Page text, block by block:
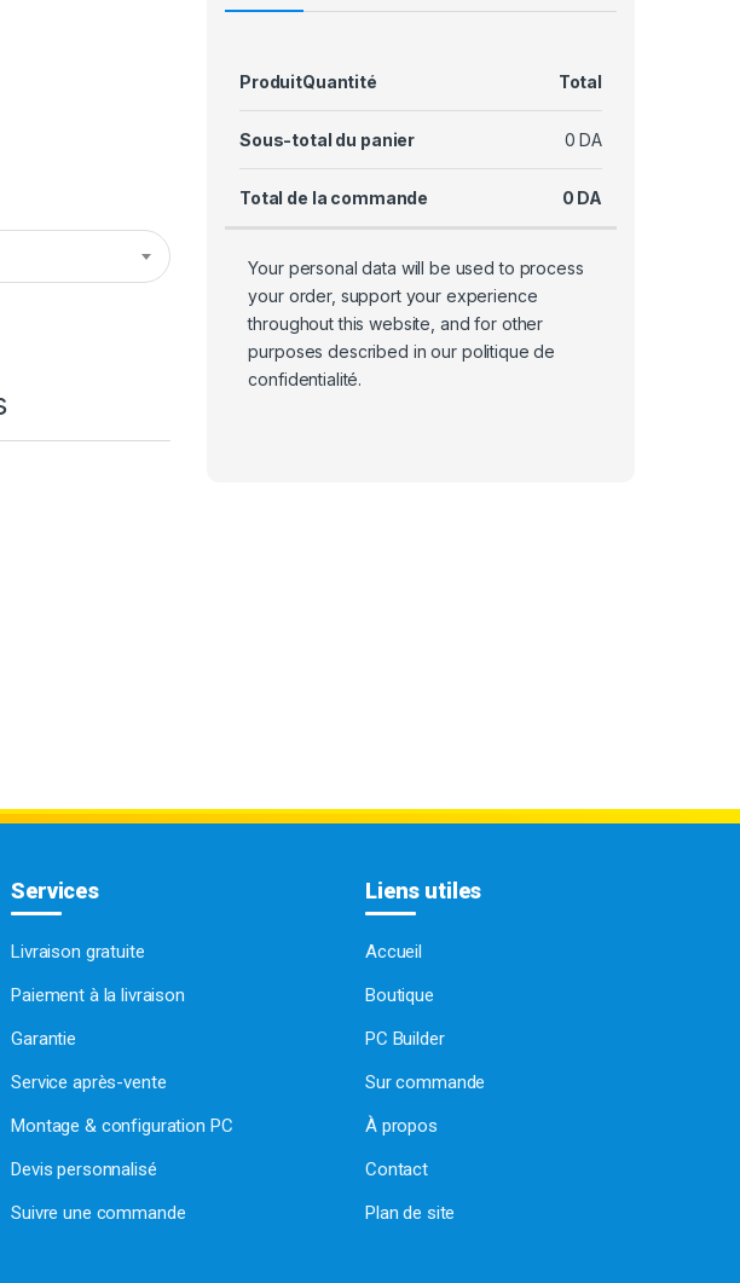
ProduitQuantité Total
Sous-total du panier 0 DA
Total de la commande 0 DA
Your personal data will be used to process
your order, support your experience
throughout this website, and for other
purposes described in our politique de
confidentialité.
Services
Livraison gratuite
Paiement à la livraison
Garantie
Service après-vente
Montage & configuration PC
Devis personnalisé
Suivre une commande
Liens utiles
Accueil
Boutique
PC Builder
Sur commande
À propos
Contact
Plan de site